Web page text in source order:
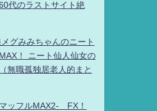
代のラストサイト絶
グみみちゃんのニート
！ ニート仙人仙女の
無職孤独居老人的まと
ッフルMAX2- FX！